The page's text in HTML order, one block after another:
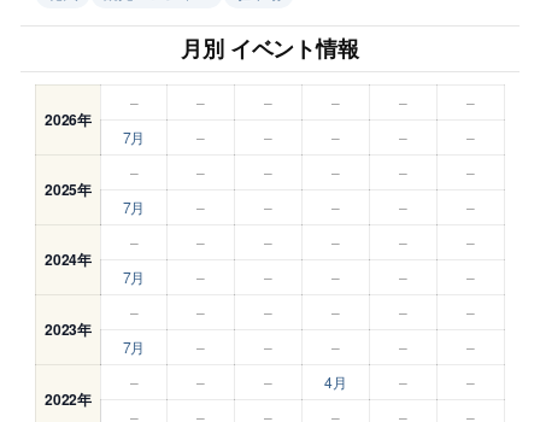
月別 イベント情報
2026年
– – – – –
–
7月
– – – – –
2025年
– – – – –
–
7月
– – – – –
2024年
– – – – –
–
7月
– – – – –
2023年
– – – – –
–
7月
– – – – –
2022年
– – – 4月 –
–
–
– – – – –